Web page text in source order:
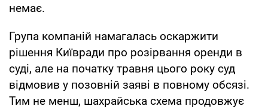
немає.
Група компаній намагалась оскаржити
рішення Київради про розірвання оренди в
суді, але на початку травня цього року суд
відмовив у позовній заяві в повному обсязі.
Тим не менш, шахрайська схема продовжує